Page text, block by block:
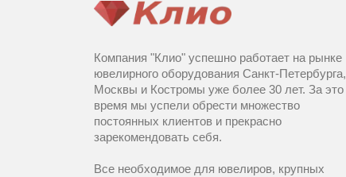
Компания "Клио" успешно работает на рынке
ювелирного оборудования Санкт-Петербурга,
Москвы и Костромы уже более 30 лет. За это
время мы успели обрести множество
постоянных клиентов и прекрасно
зарекомендовать себя.
Все необходимое для ювелиров, крупных